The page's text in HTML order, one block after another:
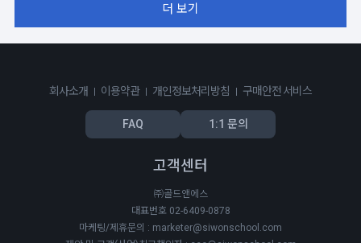
더 보기
회사소개 이용약관 개인정보처리방침 구매안전 서비스
FAQ 1:1 문의
고객센터
㈜골드앤에스
대표번호 02-6409-0878
마케팅/제휴문의 : marketer@siwonschool.com